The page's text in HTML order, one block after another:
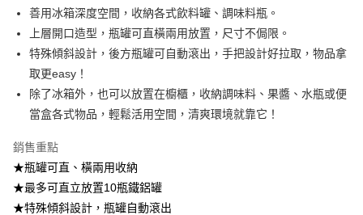
【注意事項】
1.本服務係由「台灣大哥大股份有限公司」（以下簡稱本公司）所提供，讓
用戶於交易時，得透過本服務購買商品或服務，並由商店將買賣／分期付款
買賣價金債權讓與本公司後，依約使用本公司帳單繳交帳款。
2.基於同意付款使用「大哥付你分期」之契約關係目的，商店將以您的個人
由本公司與您本人進行分期帳單所需資料之確認、核對及更正。
3.完整用戶服務條款，請詳閱以下連結：https://oppay.tw/userRule
善用冰箱深度空間，收納各式飲料罐、調味料瓶。
上層開口造型，瓶罐可直橫兩用放置，尺寸不侷限。
特殊傾斜設計，後方瓶罐可自動滾出，手把設計好拉取，物品拿
取更easy！
除了冰箱外，也可以放置在櫥櫃，收納調味料、果醬、水瓶或便
當盒各式物品，輕鬆活用空間，清爽環境就靠它！
銷售重點
★瓶罐可直、橫兩用收納
★最多可直立放置10瓶鐵鋁罐
★特殊傾斜設計，瓶罐自動滾出